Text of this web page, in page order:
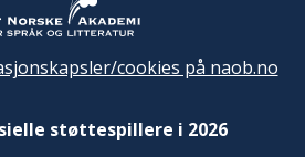
cookies på naob.no
støttespillere i 2026